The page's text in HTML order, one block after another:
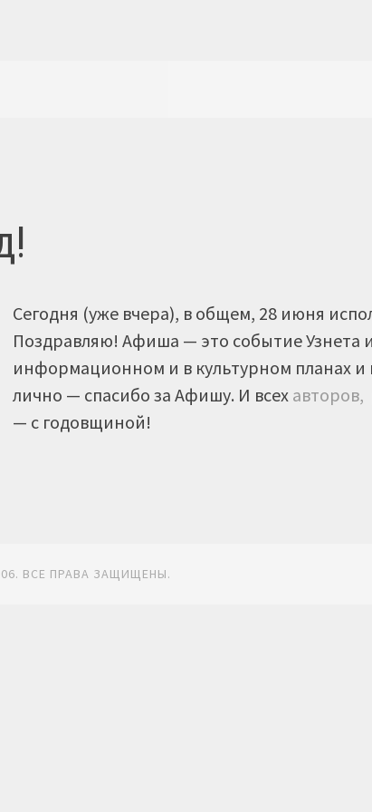
Cегодня (уже вчера), в общем, 28 июня
Поздравляю! Афиша — это событие Узнета
информационном и в культурном планах и
лично — спасибо за Афишу. И всех авторов,
— с годовщиной!
ВСЕ ПРАВА ЗАЩИЩЕНЫ.